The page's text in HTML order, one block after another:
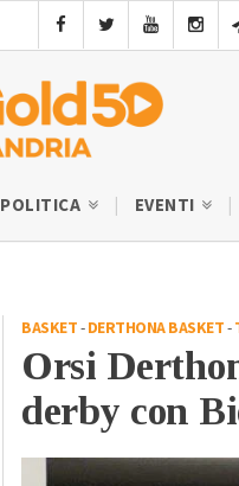
POLITICA EVENTI
BASKET-DERTHONA BASKET-
Orsi
derby con